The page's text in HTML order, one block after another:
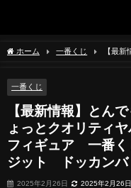
ホーム 一番くじ
【最
一番くじ
【最新情報】とん
ょっとクオリティ
フィギュア 一番
ジット ドッカン
2025年2月26日 2025年2月26日